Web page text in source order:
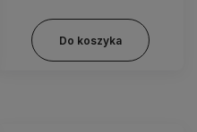
Do koszyka